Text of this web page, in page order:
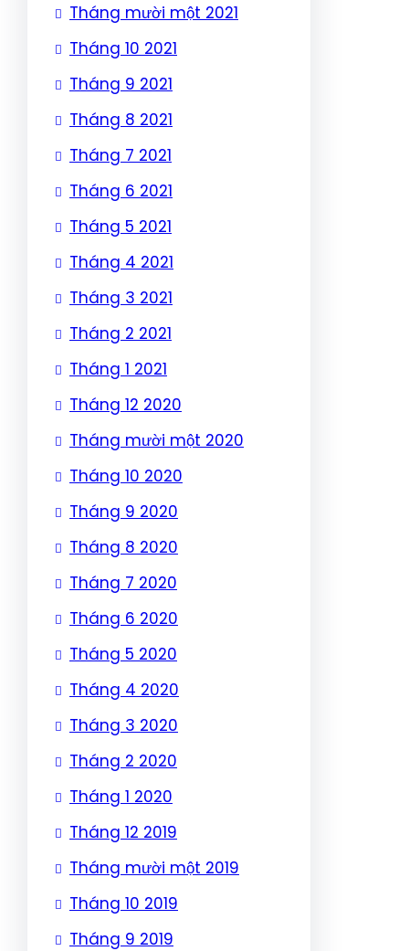
Tháng mười một 2021
Tháng 10 2021
Tháng 9 2021
Tháng 8 2021
Tháng 7 2021
Tháng 6 2021
Tháng 5 2021
Tháng 4 2021
Tháng 3 2021
Tháng 2 2021
Tháng 1 2021
Tháng 12 2020
Tháng mười một 2020
Tháng 10 2020
Tháng 9 2020
Tháng 8 2020
Tháng 7 2020
Tháng 6 2020
Tháng 5 2020
Tháng 4 2020
Tháng 3 2020
Tháng 2 2020
Tháng 1 2020
Tháng 12 2019
Tháng mười một 2019
Tháng 10 2019
Tháng 9 2019